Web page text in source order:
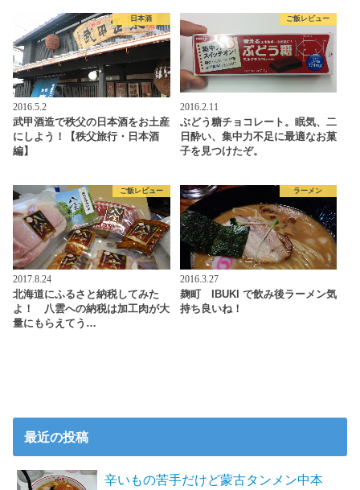
日本酒
2016.5.2
武甲酒造で秩父の日本酒をお土産
にしよう！【秩父旅行・日本酒
編】
ご飯レビュー
2016.2.11
ぶどう糖チョコレート。眠気、二
日酔い、集中力不足に最適なお菓
子を見つけたぞ。
ご飯レビュー
2017.8.24
北海道にふるさと納税してみた
よ！ 八雲への納税は加工肉が大
量にもらえてう…
ラーメン
2016.3.27
麹町 IBUKI で飲み後ラーメン気
持ち良いね！
最近の投稿
辛いもの苦手だけど蒙古タンメン中本